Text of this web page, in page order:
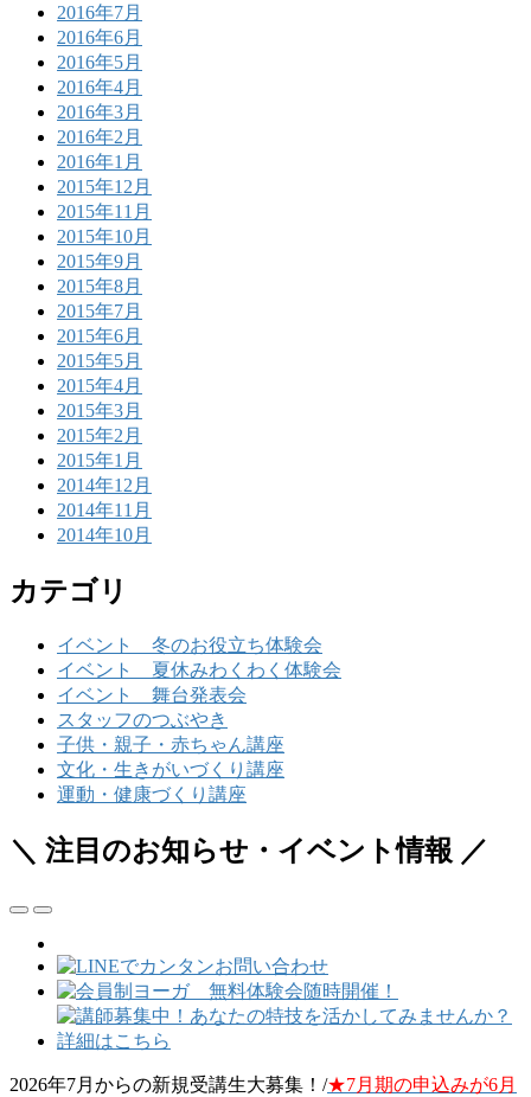
2016年7月
2016年6月
2016年5月
2016年4月
2016年3月
2016年2月
2016年1月
2015年12月
2015年11月
2015年10月
2015年9月
2015年8月
2015年7月
2015年6月
2015年5月
2015年4月
2015年3月
2015年2月
2015年1月
2014年12月
2014年11月
2014年10月
カテゴリ
イベント 冬のお役立ち体験会
イベント 夏休みわくわく体験会
イベント 舞台発表会
スタッフのつぶやき
子供・親子・赤ちゃん講座
文化・生きがいづくり講座
運動・健康づくり講座
＼ 注目のお知らせ・イベント情報 ／
2026年7月からの新規受講生大募集！/★7月期の申込みが6月